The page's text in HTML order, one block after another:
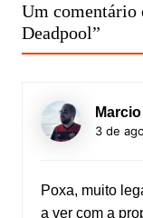
Um comentário
Deadpool”
3 de
Poxa, muito
a ver com a